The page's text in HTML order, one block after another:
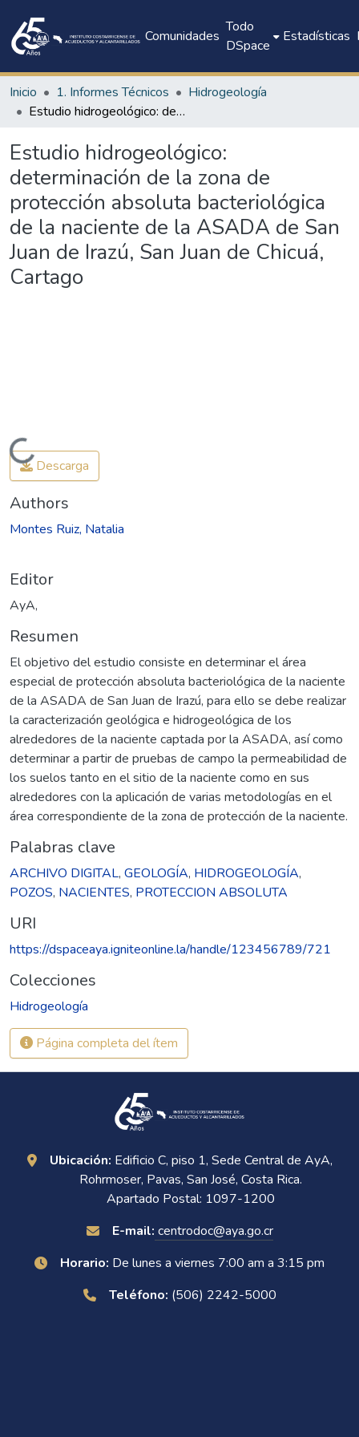
Comunidades
Todo
DSpace
Estadísticas
Inicio 1. Informes Técnicos
Hidrogeología
Estudio hidrogeológico: determinación de la zona de protección absoluta bacteriológica de la naciente de la ASADA de San Juan de Irazú, San Juan de Chicuá, Cartago
Estudio hidrogeológico:
determinación de la zona de
protección absoluta bacteriológica
de la naciente de la ASADA de San
Juan de Irazú, San Juan de Chicuá,
Cartago
Cargando...
Descarga
Authors
Montes Ruiz, Natalia
Editor
AyA,
Resumen
El objetivo del estudio consiste en determinar el área
especial de protección absoluta bacteriológica de la naciente
de la ASADA de San Juan de Irazú, para ello se debe realizar
la caracterización geológica e hidrogeológica de los
alrededores de la naciente captada por la ASADA, así como
determinar a partir de pruebas de campo la permeabilidad de
los suelos tanto en el sitio de la naciente como en sus
alrededores con la aplicación de varias metodologías en el
área correspondiente de la zona de protección de la naciente.
Palabras clave
ARCHIVO DIGITAL, GEOLOGÍA, HIDROGEOLOGÍA,
POZOS, NACIENTES, PROTECCION ABSOLUTA
URI
https://dspaceaya.igniteonline.la/handle/123456789/721
Colecciones
Hidrogeología
Página completa del ítem
Ubicación: Edificio C, piso 1, Sede Central de AyA,
Rohrmoser, Pavas, San José, Costa Rica.
Apartado Postal: 1097-1200
E-mail: centrodoc@aya.go.cr
Horario: De lunes a viernes 7:00 am a 3:15 pm
Teléfono: (506) 2242-5000